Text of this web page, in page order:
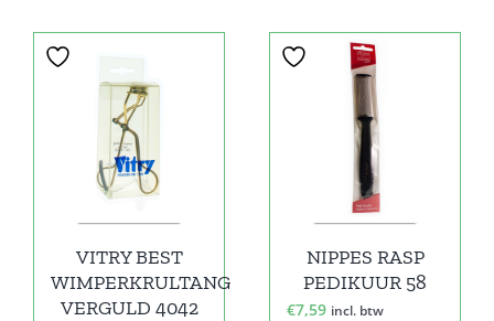
VITRY BEST
WIMPERKRULTANG
VERGULD 4042
NIPPES RASP
PEDIKUUR 58
€7,59 incl. btw